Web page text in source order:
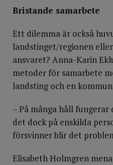
Bristande samarbete
Ett dilemma är också
landstinget/regionen
ansvaret? Anna-Karin
metoder för samarbete
landsting och en
– På många håll
det dock på enskilda
försvinner blir det
Elisabeth Holmgren